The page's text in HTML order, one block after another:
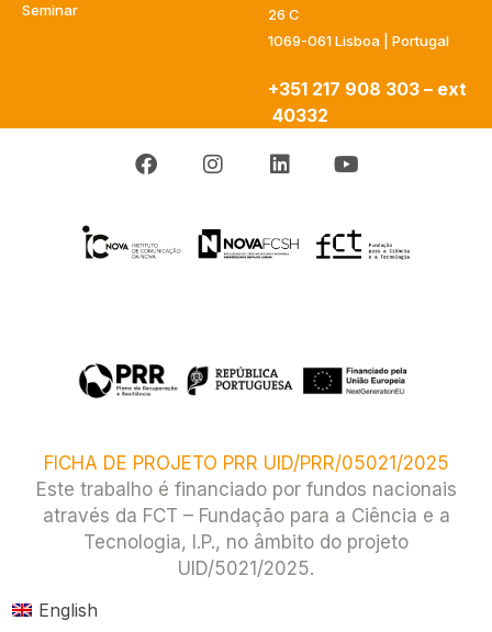
Seminar
26 C
1069-061 Lisboa | Portugal
+351 217 908 303 – ext
40332
FICHA DE PROJETO PRR UID/PRR/05021/2025
Este trabalho é financiado por fundos nacionais
através da FCT – Fundação para a Ciência e a
Tecnologia, I.P., no âmbito do projeto
UID/5021/2025.​
English